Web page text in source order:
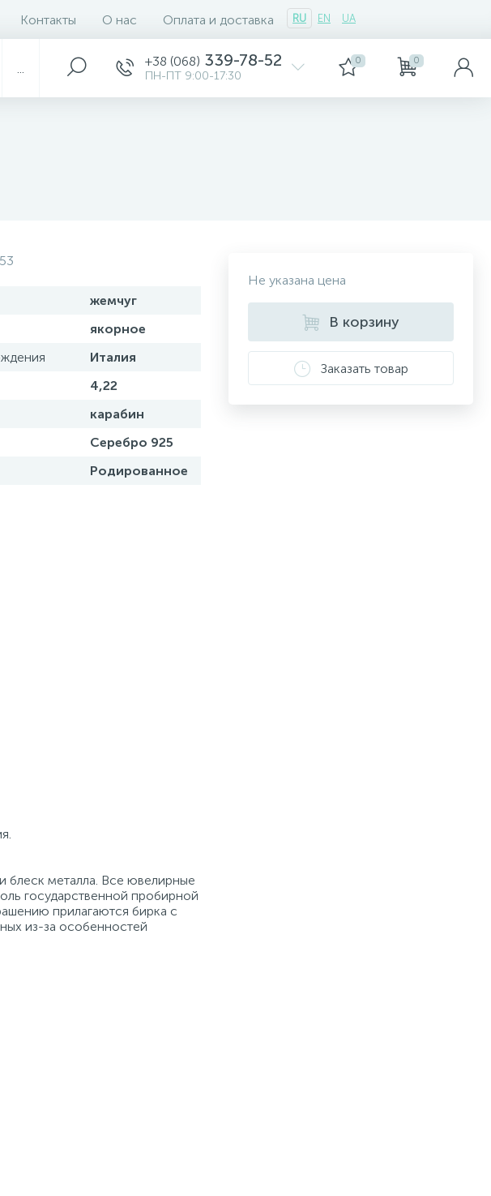
Контакты О нас Оплата и доставка RU EN UA
+38 (068) 339-78-52
ПН-ПТ 9:00-17:30
0 0
жемчуг
якорное
Италия
4,22
карабин
Серебро 925
Родированное
блеск металла. Все ювелирные
государственной пробирной
прилагаются бирка с
из-за особенностей
Не указана цена
В корзину
Заказать товар